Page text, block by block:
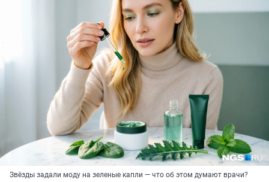
Звёзды задали моду на зеленые капли — что об этом думают врачи?